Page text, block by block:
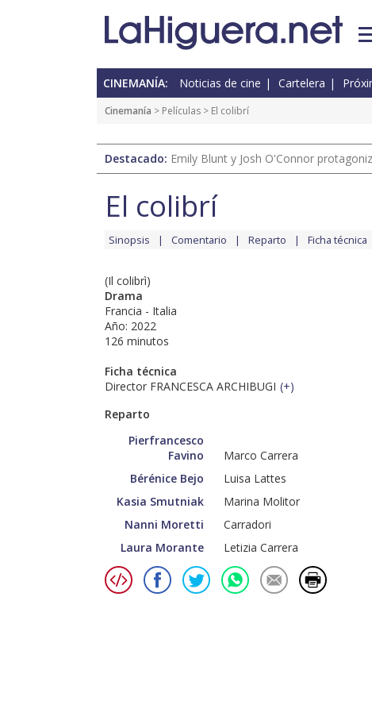
CINEMANÍA: Noticias de cine Cartelera
Cinemanía > Películas > El colibrí
Destacado: Emily Blunt y Josh O'Connor
El colibrí
Sinopsis Comentario Reparto Ficha técnica
(Il colibrì)
Drama
Francia - Italia
Año: 2022
126 minutos
Ficha técnica
Director FRANCESCA ARCHIBUGI (+)
Reparto
Pierfrancesco
Favino
Marco Carrera
Bérénice Bejo
Luisa Lattes
Kasia Smutniak
Marina Molitor
Nanni Moretti
Carradori
Laura Morante
Letizia Carrera